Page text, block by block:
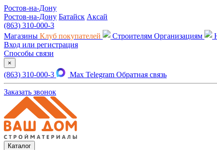
Ростов-на-Дону
Ростов-на-Дону Батайск Аксай
(863) 310-000-3
Магазины Клуб покупателей Строителям Организациям
Вход или регистрация
Способы связи
×
(863) 310-000-3 Max Telegram Обратная связь
Заказать звонок
Каталог